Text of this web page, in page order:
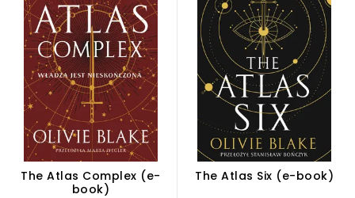
The Atlas Complex (e-
book)
The Atlas Six (e-book)